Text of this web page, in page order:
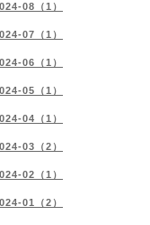
08（1）
07（1）
06（1）
05（1）
04（1）
03（2）
02（1）
01（2）